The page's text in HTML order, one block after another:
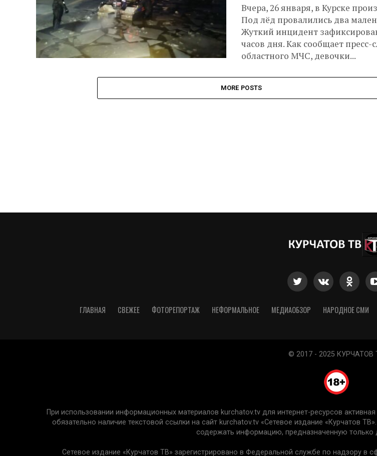
Вчера, 26 января, в Курске
Под лёд провалились два
Жуткий инцидент
часов дня. Как сообщает пресс-
областного МЧС, девочки...
MORE POSTS
ГЛАВНАЯ СВЕЖЕЕ ФОТОРЕПОРТАЖ НЕФОРМАЛЬНОЕ МЕДИАОБЗОР НАРОДНОЕ СМИ
© 2017 - 2025 КУРЧАТОВ
При использовании информационных материалов kurchatov.tv для интернет-ресурсов
обязательно наличие текстовой ссылки на сайт kurchatov.tv «Сетевое издание «Курчатов
содержать информацию, предназначенную только
Сетевое издание «Курчатов ТВ» зарегистрировано в Федеральной службе по надзору в